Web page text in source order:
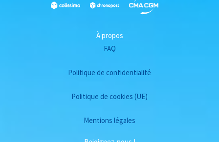
À propos
FAQ
Politique de confidentialité
Politique de cookies (UE)
Mentions légales